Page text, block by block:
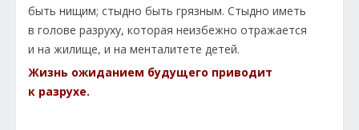
быть нищим; стыдно быть грязным. Стыдно иметь
в голове разруху, которая неизбежно отражается
и на жилище, и на менталитете детей.
Жизнь ожиданием будущего приводит
к разрухе.